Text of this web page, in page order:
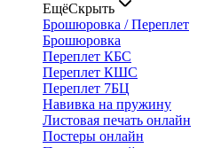
ЕщёСкрыть
Брошюровка / Переплет
Брошюровка
Переплет КБС
Переплет КШС
Переплет 7БЦ
Навивка на пружину
Листовая печать онлайн
Постеры онлайн